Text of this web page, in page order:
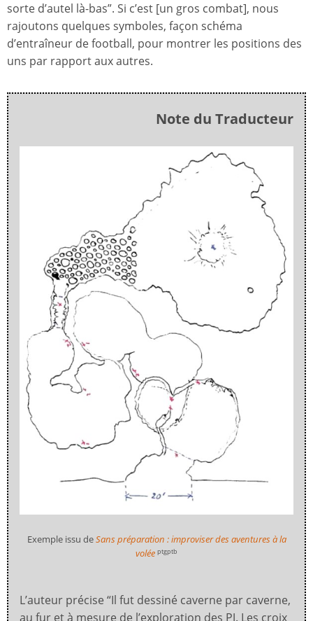
sorte d’autel là-bas”. Si c’est [un gros combat], nous
rajoutons quelques symboles, façon schéma
d’entraîneur de football, pour montrer les positions des
uns par rapport aux autres.
Note du Traducteur
Exemple issu deSans préparation : improviser des aventures à la
volée ptgptb
L’auteur précise “Il fut dessiné caverne par caverne,
au fur et à mesure de l’exploration des PJ. Les croix